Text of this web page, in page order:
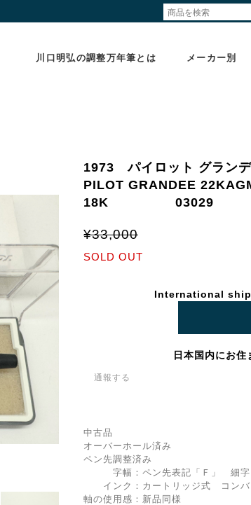
川口明弘の調整万年筆とは メーカー別
1973 パイロット グラン
PILOT GRANDEE
18K 03029
¥33,000
SOLD OUT
International
日本国内にお住
通報する
中古品
オーバーホール済み
ペン先調整済み
字幅：ペン先表記「Ｆ」 細字
インク：カートリッジ式 コンバ
軸の使用感：新品同様